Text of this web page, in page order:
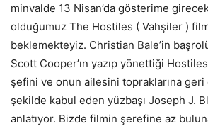
minvalde 13 Nisan’da gösterime
olduğumuz The Hostiles ( Vahşiler )
beklemekteyiz. Christian Bale’in
Scott Cooper’ın yazıp yönettiği
şefini ve onun ailesini topraklarına
şekilde kabul eden yüzbaşı Joseph J.
anlatıyor. Bizde filmin şerefine az